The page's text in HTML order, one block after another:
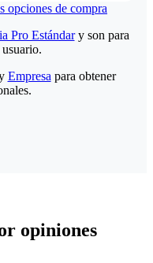
opciones de compra
Pro Estándary son para
Empresa para obtener
opiniones